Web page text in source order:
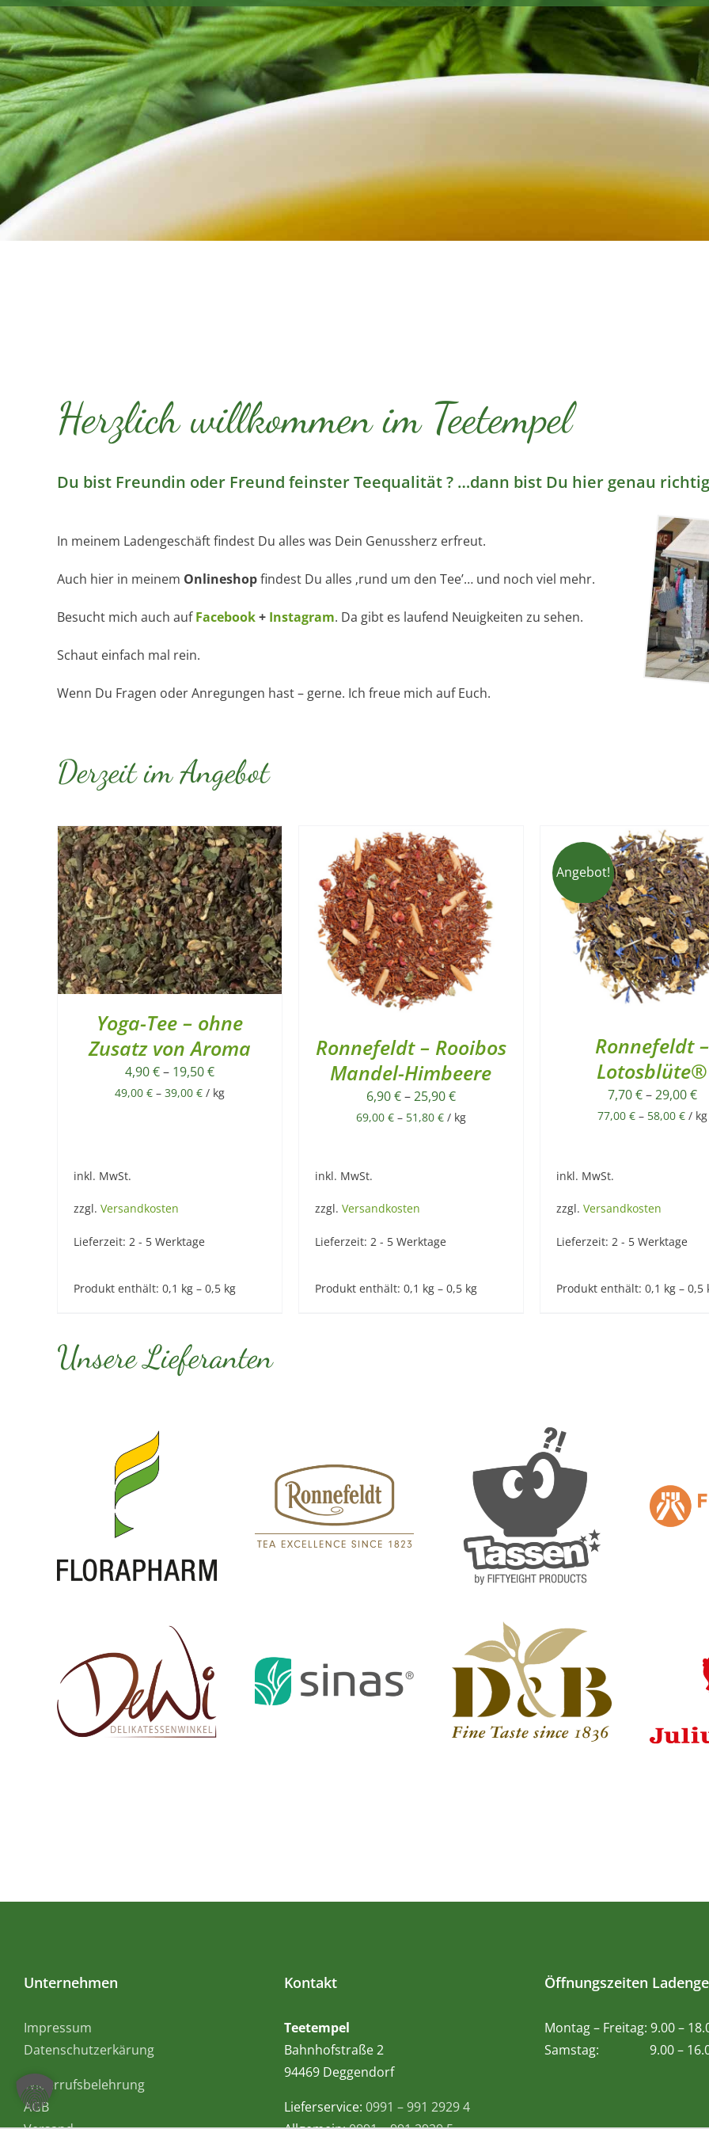
Herzlich willkommen im Teetempel
Du bist Freundin oder Freund feinster Teequalität ? …dann bist Du hier genau
In meinem Ladengeschäft findest Du alles was Dein Genussherz erfreut.
Auch hier in meinem Onlineshopfindest Du alles ‚rund um den Tee’… und noch viel mehr.
Besucht mich auch aufFacebook+ Instagram. Da gibt es laufend Neuigkeiten zu sehen.
Schaut einfach mal rein.
Wenn Du Fragen oder Anregungen hast – gerne. Ich freue mich auf Euch.
Derzeit im Angebot
Yoga-Tee – ohne
Zusatz von Aroma
4,90€– 19,50€
49,00 €– 39,00 €/ kg
inkl. MwSt.
zzgl. Versandkosten
Lieferzeit: 2 - 5 Werktage
Produkt enthält: 0,1 kg– 0,5 kg
Ronnefeldt – Rooibos
Mandel-Himbeere
6,90€–25,90€
69,00 €– 51,80 €/ kg
inkl. MwSt.
zzgl. Versandkosten
Lieferzeit: 2 - 5 Werktage
Produkt enthält: 0,1 kg– 0,5 kg
Angebot!
Ronnefeldt –
Lotosblüte®
7,70€–29,00€
77,00 €– 58,00 €/ kg
inkl. MwSt.
zzgl. Versandkosten
Lieferzeit: 2 - 5 Werktage
Produkt enthält: 0,1 kg– 0,5
Unsere Lieferanten
Unternehmen
Impressum
Datenschutzerkärung
Widerrufsbelehrung
AGB
Kontakt
Teetempel
Bahnhofstraße 2
94469 Deggendorf
Lieferservice: 0991 – 991 2929 4
Öffnungszeiten
Montag – Freitag: 9.00 –
Samstag: 9.00 –